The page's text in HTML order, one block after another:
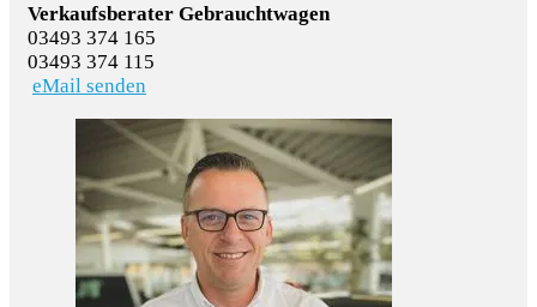
Verkaufsberater Gebrauchtwagen
03493 374 165
03493 374 115
eMail senden